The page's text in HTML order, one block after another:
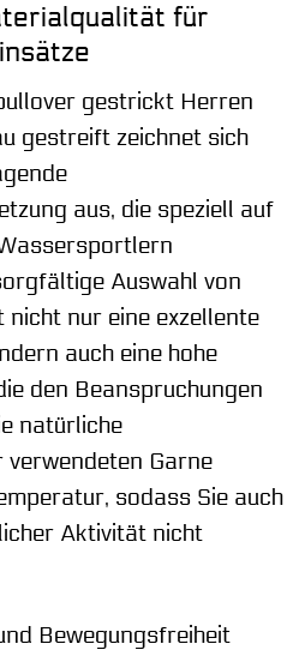
für
gestrickt Herren
gestreift zeichnet sich
aus, die speziell auf
Auswahl von
nur eine exzellente
auch eine hohe
den Beanspruchungen
natürliche
Garne
sodass Sie auch
Aktivität nicht
Bewegungsfreiheit